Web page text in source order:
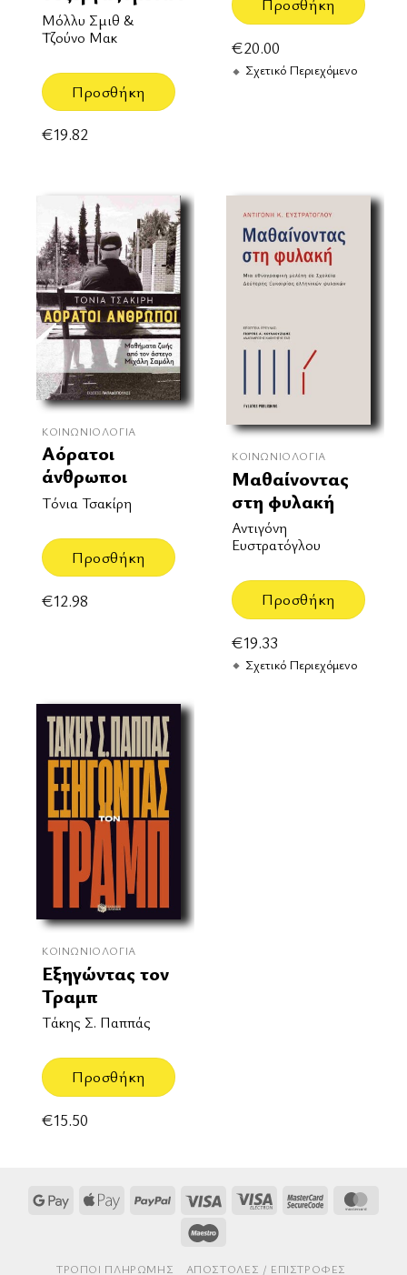
Μόλλυ Σμιθ &
Τζούνο Μακ
Προσθήκη
€19.82
€20.00
Σχετικό Περιεχόμενο
ΚΟΙΝΩΝΙΟΛΟΓΊΑ
Αόρατοι
άνθρωποι
Τόνια Τσακίρη
Προσθήκη
€12.98
ΚΟΙΝΩΝΙΟΛΟΓΊΑ
Μαθαίνοντας
στη φυλακή
Αντιγόνη
Ευστρατόγλου
Προσθήκη
€19.33
Σχετικό Περιεχόμενο
ΚΟΙΝΩΝΙΟΛΟΓΊΑ
Εξηγώντας τον
Τραμπ
Τάκης Σ. Παππάς
Προσθήκη
€15.50
Google Apple
PayPal Visa
Visa
MasterCard
ΤΡΌΠΟΙ ΠΛΗΡΩΜΉΣ
AΠΟΣΤΟΛΈΣ / ΕΠΙΣΤΡΟΦΈΣ